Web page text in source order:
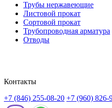
Трубы нержавеющие
Листовой прокат
Сортовой прокат
Трубопроводная арматура
Отводы
Контакты
+7 (846) 255-08-20 +7 (960) 826-